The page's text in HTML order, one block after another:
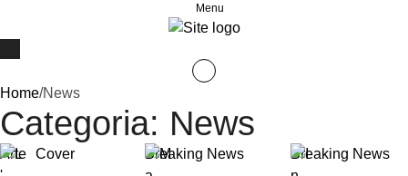
Menu
Home/News
Categoria: News
Arte Cover
Breaking News
Breaking News